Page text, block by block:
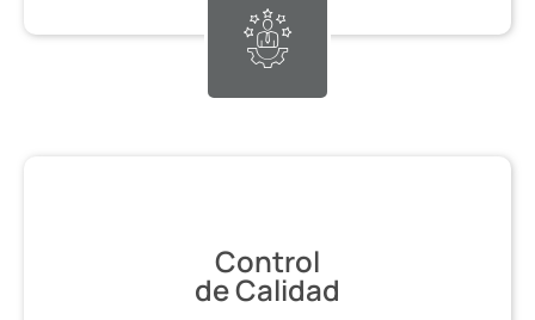
Control
de Calidad